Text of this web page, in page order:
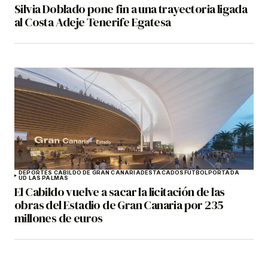
Silvia Doblado pone fin a una trayectoria ligada
al Costa Adeje Tenerife Egatesa
DEPORTES CABILDO DE GRAN CANARIADESTACADOSFÚTBOLPORTADA
UD LAS PALMAS
El Cabildo vuelve a sacar la licitación de las
obras del Estadio de Gran Canaria por 235
millones de euros